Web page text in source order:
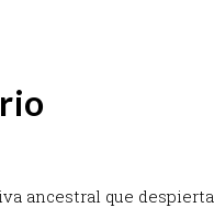
ancestral que despierta